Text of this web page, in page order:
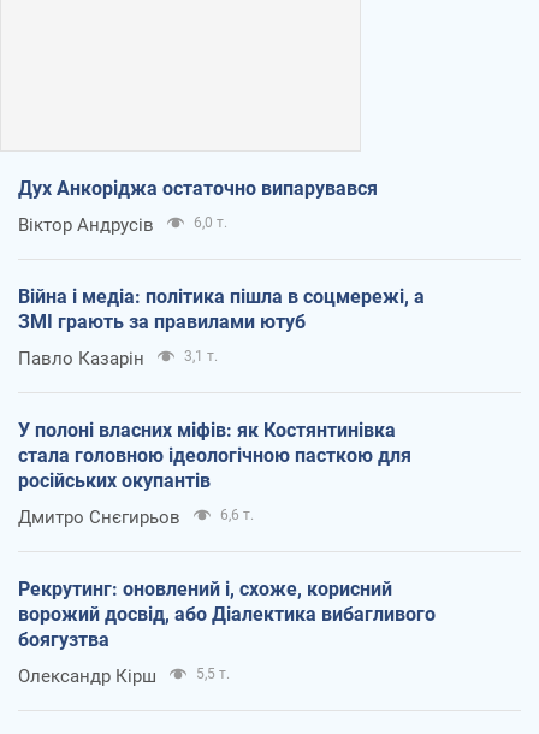
Дух Анкоріджа остаточно випарувався
Віктор Андрусів 6,0 т.
Війна і медіа: політика пішла в соцмережі, а
ЗМІ грають за правилами ютуб
Павло Казарін 3,1 т.
У полоні власних міфів: як Костянтинівка
стала головною ідеологічною пасткою для
російських окупантів
Дмитро Снєгирьов 6,6 т.
Рекрутинг: оновлений і, схоже, корисний
ворожий досвід, або Діалектика вибагливого
боягузтва
Олександр Кірш 5,5 т.